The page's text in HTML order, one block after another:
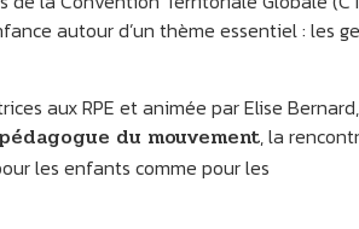
autour d’un thème essentiel : les
aux RPE et animée par Elise Bernard,
du mouvement, la
les enfants comme pour les